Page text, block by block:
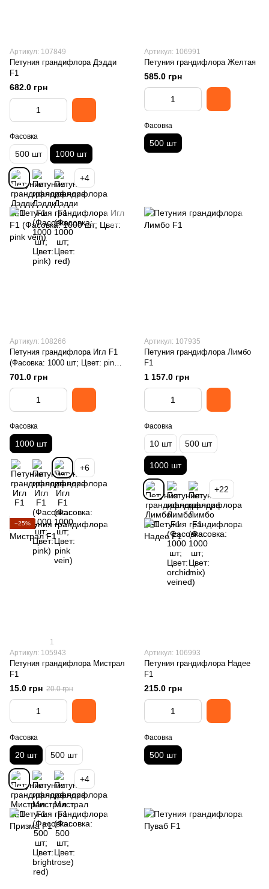
Артикул: 107849
Петуния грандифлора Дэдди
F1
682.0 грн
Фасовка
500 шт 1000 шт
+4
Артикул: 106991
Петуния грандифлора Желтая
585.0 грн
Фасовка
500 шт
Артикул: 108266
Петуния грандифлора Игл F1
(Фасовка: 1000 шт; Цвет: pink
vein)
701.0 грн
Фасовка
1000 шт
+6
Артикул: 107935
Петуния грандифлора Лимбо
F1
1 157.0 грн
Фасовка
10 шт 500 шт
1000 шт
+22
−25%
1
Артикул: 105943
Петуния грандифлора Мистрал
F1
15.0 грн 20.0 грн
Фасовка
20 шт 500 шт
+4
Артикул: 106993
Петуния грандифлора Надее
F1
215.0 грн
Фасовка
500 шт